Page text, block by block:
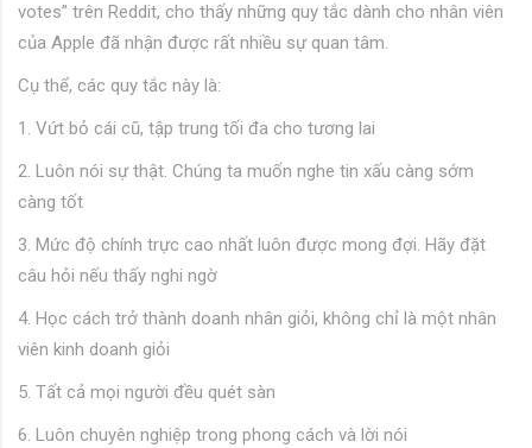
votes” trên Reddit, cho thấy những quy tắc dành cho nhân viên
của Apple đã nhận được rất nhiều sự quan tâm.
Cụ thể, các quy tắc này là:
1. Vứt bỏ cái cũ, tập trung tối đa cho tương lai
2. Luôn nói sự thật. Chúng ta muốn nghe tin xấu càng sớm
càng tốt
3. Mức độ chính trực cao nhất luôn được mong đợi. Hãy đặt
câu hỏi nếu thấy nghi ngờ
4. Học cách trở thành doanh nhân giỏi, không chỉ là một nhân
viên kinh doanh giỏi
5. Tất cả mọi người đều quét sàn
6. Luôn chuyên nghiệp trong phong cách và lời nói